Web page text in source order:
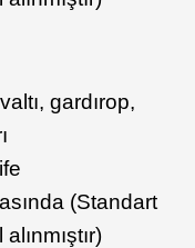
gardırop,
(Standart